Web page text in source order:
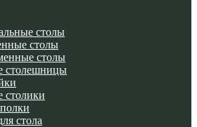
столы
столы
столы
столешницы
столики
стола